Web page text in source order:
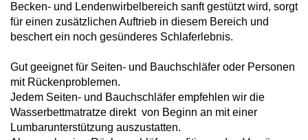
Becken- und Lendenwirbelbereich sanft gestützt wird, sorgt
für einen zusätzlichen Auftrieb in diesem Bereich und
beschert ein noch gesünderes Schlaferlebnis.
Gut geeignet für Seiten- und Bauchschläfer oder Personen
mit Rückenproblemen.
Jedem Seiten- und Bauchschläfer empfehlen wir die
Wasserbettmatratze direkt von Beginn an mit einer
Lumbarunterstützung auszustatten.